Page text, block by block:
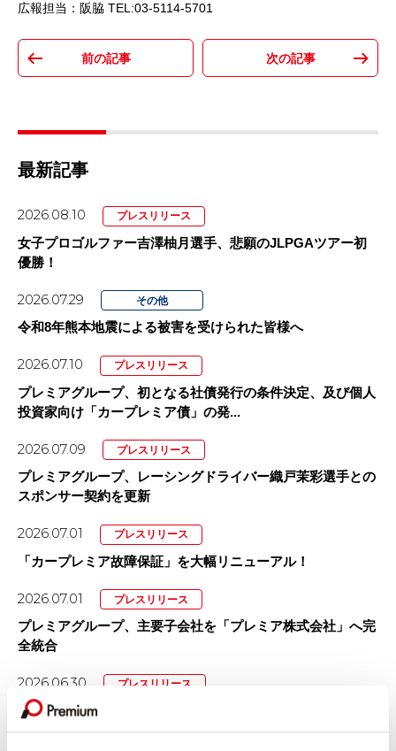
広報担当：阪脇 TEL:03-5114-5701
最新記事
2026.08.10 プレスリリース
女子プロゴルファー吉澤柚月選手、悲願のJLPGAツアー初
優勝！
2026.07.29 その他
令和8年熊本地震による被害を受けられた皆様へ
2026.07.10 プレスリリース
プレミアグループ、初となる社債発行の条件決定、及び個人
投資家向け「カープレミア債」の発...
2026.07.09 プレスリリース
プレミアグループ、レーシングドライバー織戸茉彩選手との
スポンサー契約を更新
2026.07.01 プレスリリース
「カープレミア故障保証」を大幅リニューアル！
2026.07.01 プレスリリース
プレミアグループ、主要子会社を「プレミア株式会社」へ完
全統合
2026.06.30 プレスリリース
プレミアグループ、育児短時間勤務を「小学校卒業まで（最
長12年間）」に大幅延長